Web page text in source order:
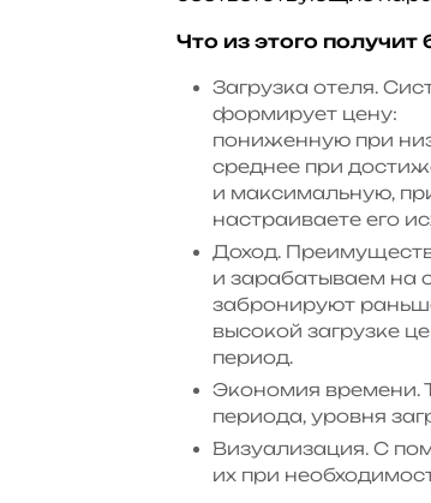
Что из этого получит
Загрузка отеля.
формирует цену:
пониженную при
среднее при
и максимальную,
настраиваете его
Доход.
и зарабатываем на
забронируют
высокой загрузке
период.
Экономия времени.
периода, уровня
Визуализация. С
их при